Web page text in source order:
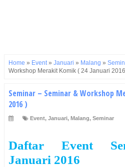
Home » Event» Januari » Malang »
Workshop Merakit Komik ( 24 Januari
Seminar – Seminar & Workshop
2016 )
Event, Januari, Malang, Seminar
Daftar Event
Januari 2016